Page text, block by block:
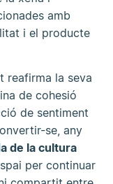
amb
i el producte
reafirma la seva
de cohesió
de sentiment
se, any
de la cultura
per continuar